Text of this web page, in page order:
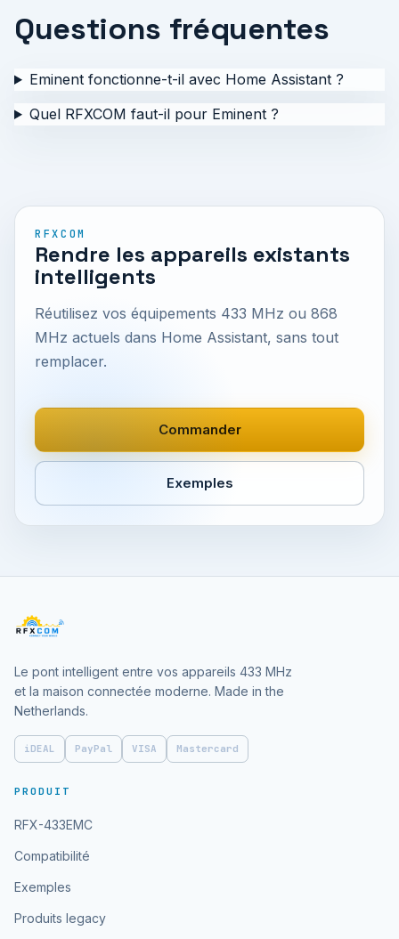
Questions fréquentes
Eminent fonctionne-t-il avec Home Assistant ?
Quel RFXCOM faut-il pour Eminent ?
RFXCOM
Rendre les appareils existants
intelligents
Réutilisez vos équipements 433 MHz ou 868
MHz actuels dans Home Assistant, sans tout
remplacer.
Commander
Exemples
Le pont intelligent entre vos appareils 433 MHz
et la maison connectée moderne. Made in the
Netherlands.
iDEAL PayPal VISA Mastercard
PRODUIT
RFX-433EMC
Compatibilité
Exemples
Produits legacy